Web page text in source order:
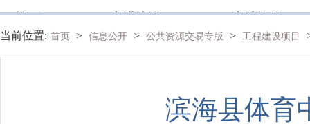
首页 走进滨海 本地资讯
当前位置: 首页 > 信息公开 > 公共资源交易专版 > 工程建设项目
滨海县体育